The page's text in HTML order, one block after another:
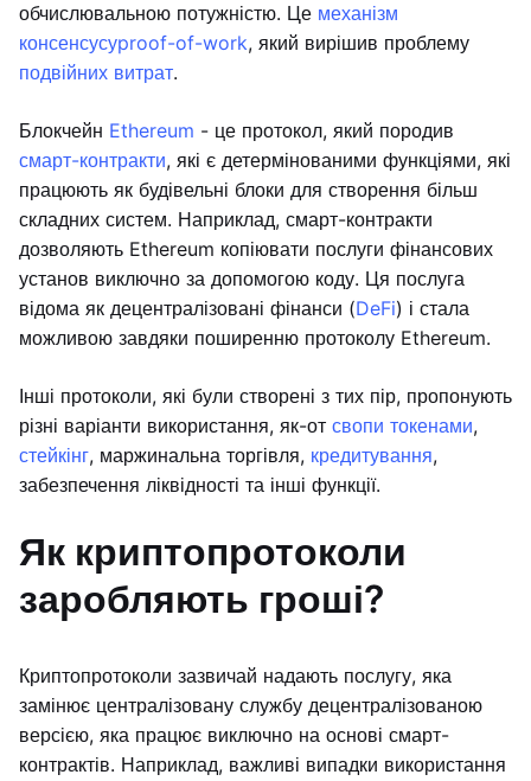
обчислювальною потужністю. Це механізм
консенсусуproof-of-work, який вирішив проблему
подвійних витрат.
Блокчейн Ethereum - це протокол, який породив
смарт-контракти, які є детермінованими функціями, які
працюють як будівельні блоки для створення більш
складних систем. Наприклад, смарт-контракти
дозволяють Ethereum копіювати послуги фінансових
установ виключно за допомогою коду. Ця послуга
відома як децентралізовані фінанси (DeFi) і стала
можливою завдяки поширенню протоколу Ethereum.
Інші протоколи, які були створені з тих пір, пропонують
різні варіанти використання, як-от свопи токенами,
стейкінг, маржинальна торгівля, кредитування,
забезпечення ліквідності та інші функції.
Як криптопротоколи
заробляють гроші?
Криптопротоколи зазвичай надають послугу, яка
замінює централізовану службу децентралізованою
версією, яка працює виключно на основі смарт-
контрактів. Наприклад, важливі випадки використання